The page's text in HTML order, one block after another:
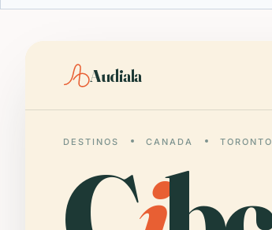
Audiala
DESTINOS CANADA TORONTO